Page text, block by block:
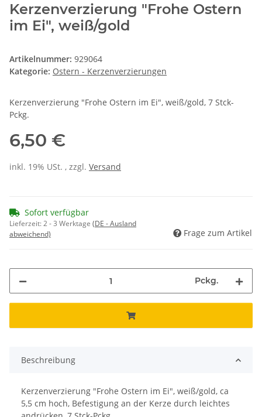
Kerzenverzierung "Frohe Ostern
im Ei", weiß/gold
Artikelnummer: 929064
Kategorie: Ostern - Kerzenverzierungen
Kerzenverzierung "Frohe Ostern im Ei", weiß/gold, 7 Stck-
Pckg.
6,50 €
inkl. 19% USt. , zzgl. Versand
Sofort verfügbar
Lieferzeit:2 - 3 Werktage (DE - Ausland
abweichend)
Frage zum Artikel
Pckg.
Beschreibung
Kerzenverzierung "Frohe Ostern im Ei", weiß/gold, ca
5,5 cm hoch, Befestigung an der Kerze durch leichtes